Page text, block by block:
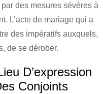
des mesures sévères à
L’acte de mariage qui a
des impératifs auxquels,
de se dérober.
D’expression
Conjoints